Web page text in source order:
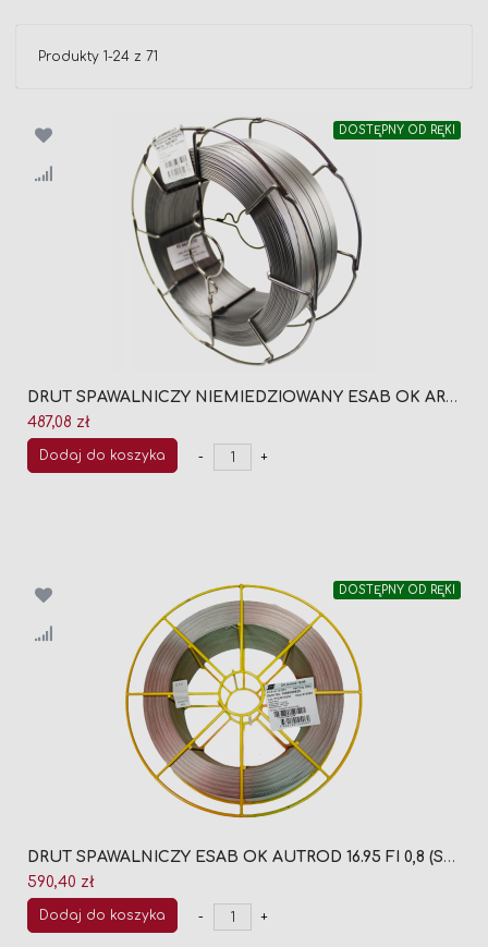
Produkty 1-24 z 71
DOSTĘPNY OD RĘKI
DRUT SPAWALNICZY NIEMIEDZIOWANY ESAB OK ARISTOROD 69 FI 1,0 (SZPULA 18KG)
487,08 zł
Dodaj do koszyka - +
DOSTĘPNY OD RĘKI
DRUT SPAWALNICZY ESAB OK AUTROD 16.95 FI 0,8 (SZPULA 15KG)
590,40 zł
Dodaj do koszyka - +